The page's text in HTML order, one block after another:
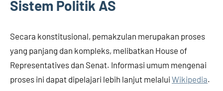
Sistem Politik AS
Secara konstitusional, pemakzulan merupakan proses
yang panjang dan kompleks, melibatkan House of
Representatives dan Senat. Informasi umum mengenai
proses ini dapat dipelajari lebih lanjut melalui Wikipedia.